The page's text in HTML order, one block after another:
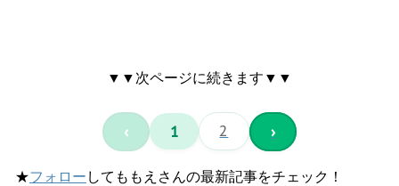
▼▼次ページに続きます▼▼
‹ 1 2 ›
★フォロー してももえさんの最新記事をチェック！